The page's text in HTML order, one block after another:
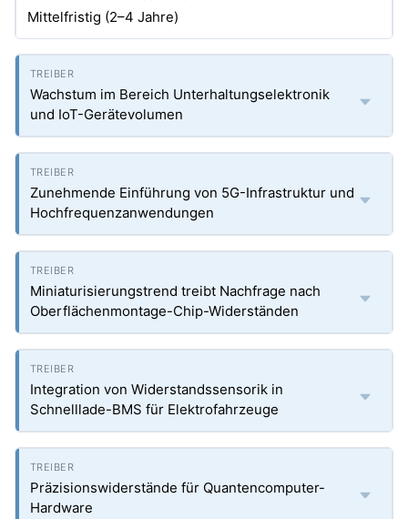
Mittelfristig (2–4 Jahre)
Wachstum im Bereich Unterhaltungselektronik
und IoT-Gerätevolumen
Zunehmende Einführung von 5G-Infrastruktur und
Hochfrequenzanwendungen
Miniaturisierungstrend treibt Nachfrage nach
Oberflächenmontage-Chip-Widerständen
Integration von Widerstandssensorik in
Schnelllade-BMS für Elektrofahrzeuge
Präzisionswiderstände für Quantencomputer-
Hardware